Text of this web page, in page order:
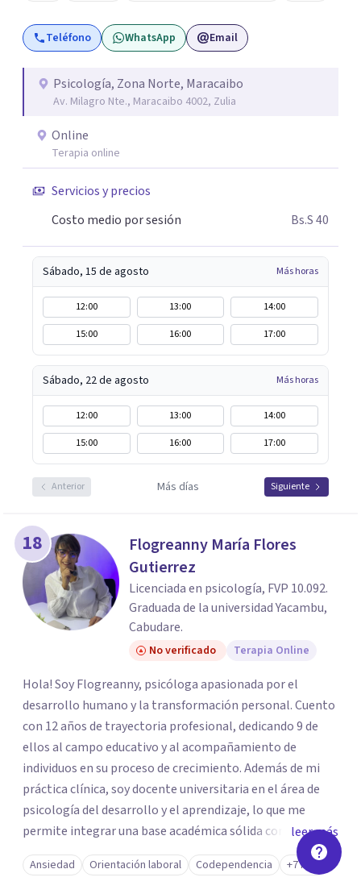
Teléfono WhatsApp Email
Psicología, Zona Norte, Maracaibo
Av. Milagro Nte., Maracaibo 4002, Zulia
Online
Terapia online
Servicios y precios
Costo medio por sesión
Bs.S 40
Sábado, 15 de agosto Más horas
12:00 13:00
14:00
15:00
16:00 17:00
Sábado, 22 de agosto Más horas
12:00 13:00
14:00
15:00
16:00 17:00
Anterior Más días Siguiente
18
Flogreanny María Flores
Gutierrez
Licenciada en psicología, FVP 10.092.
Graduada de la universidad Yacambu,
Cabudare.
No verificado Terapia Online
Hola! Soy Flogreanny, psicóloga apasionada por el
desarrollo humano y la transformación personal. Cuento
con 12 años de trayectoria profesional, dedicando 9 de
ellos al campo educativo y al acompañamiento de
individuos en su proceso de crecimiento. Además de mi
práctica clínica, soy docente universitaria en el área de
psicología del desarrollo y el aprendizaje, lo que me
permite integrar una base académica sólida con un
enfoque humano y empático en cada consulta. Mi
propósito es brindarte un espacio seguro, libre de juicios
leer más
Ansiedad Orientación laboral Codependencia +7 más